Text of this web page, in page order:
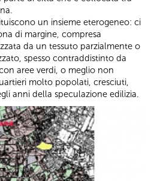
un insieme eterogeneo: ci
di margine, compresa
da un tessuto parzialmente o
spesso contraddistinto da
aree verdi, o meglio non
molto popolati, cresciuti,
anni della speculazione edilizia.